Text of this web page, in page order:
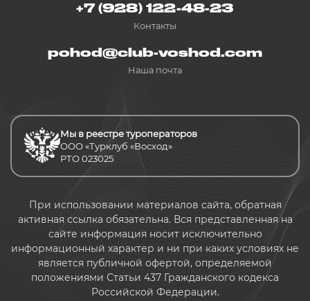
+7 (928) 122-48-23
Контакты
pohod@club-voshod.com
Наша почта
Мы в реестре туроператоров
ООО «Турклуб «Восход»
РТО 023025
При использовании материалов сайта, обратная
активная ссылка обязательна. Вся представленная на
сайте информация носит исключительно
информационный характер и ни при каких условиях не
является публичной офертой, определяемой
положениями Статьи 437 Гражданского кодекса
Российской Федерации.